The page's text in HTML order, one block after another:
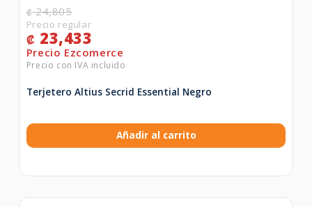
₡24,805
₡ 23,433
Terjetero Altius Secrid Essential Negro
Añadir al carrito